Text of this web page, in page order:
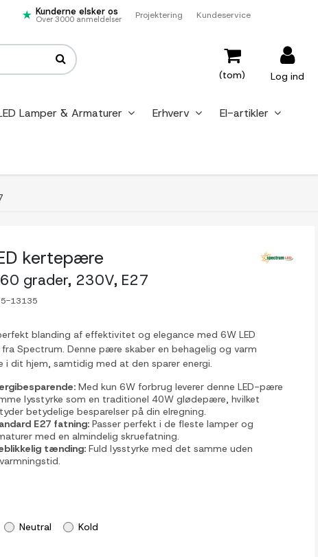
Kunderne elsker os
Over 3000 anmeldelser Projektering Kundeservice
Log ind
(tom)
Lamper & Armaturer Erhverv El-artikler
kertepære
grader, 230V, E27
13135
blanding af effektivitet og elegance med 6W LED
Spectrum. Denne pære skaber en behagelig og varm
dit hjem, samtidig med at den sparer energi.
Med kun 6W forbrug leverer denne LED-pære
lysstyrke som en traditionel 40W glødepære, hvilket
betydelige besparelser på din elregning.
E27 fatning: Passer perfekt i de fleste lamper og
med en almindelig skruefatning.
tænding: Fuld lysstyrke med det samme uden
Neutral Kold